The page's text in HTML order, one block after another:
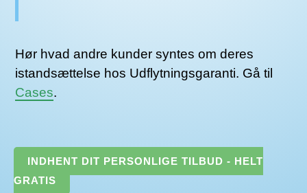
Hør hvad andre kunder syntes om deres
istandsættelse hos Udflytningsgaranti. Gå til
Cases.
INDHENT DIT PERSONLIGE TILBUD - HELT
GRATIS